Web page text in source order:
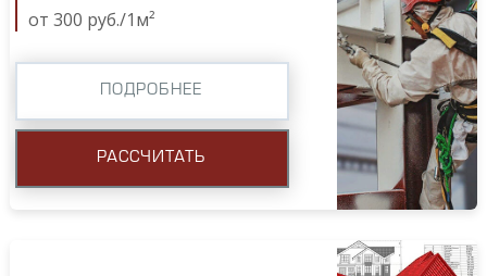
от 300 руб./1м²
ПОДРОБНЕЕ
РАССЧИТАТЬ